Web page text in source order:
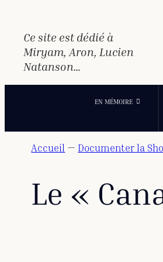
contenu
Ce site est dédié à
Miryam, Aron, Lucien
Natanson…
EN MÉMOIRE
Accueil — Documenter la
Le «